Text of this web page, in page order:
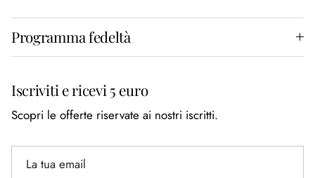
Programma fedeltà
Iscriviti e ricevi 5 euro
Scopri le offerte riservate ai nostri iscritti.